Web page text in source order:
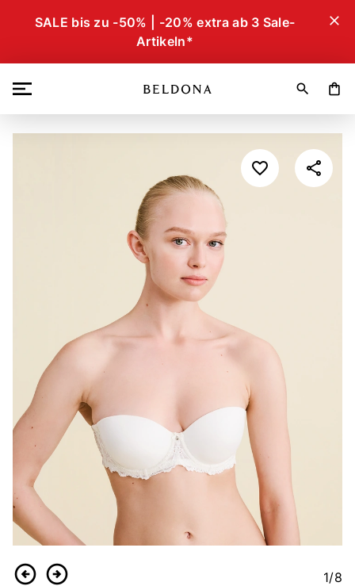
SALE bis zu -50% | -20% extra ab 3 Sale-
Artikeln*
close
search shopping_bag
ZurückWeiter 1/8